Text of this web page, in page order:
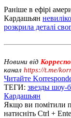
Раніше в ефірі
Кардашьян
розкрила деталі
Новини від
канал https://t.me/
Читайте
ТЕГИ: звезды шоу-
Кардашьян
Якщо ви помітили
натисніть Ctrl +